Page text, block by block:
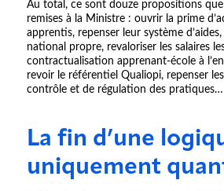
Au total, ce sont douze propositions que
remises à la Ministre : ouvrir la prime
apprentis, repenser leur système
national propre, revaloriser les salaires
contractualisation apprenant-école à
revoir le référentiel Qualiopi, repenser
contrôle et de régulation des pratiques…
La fin d’une
uniquement